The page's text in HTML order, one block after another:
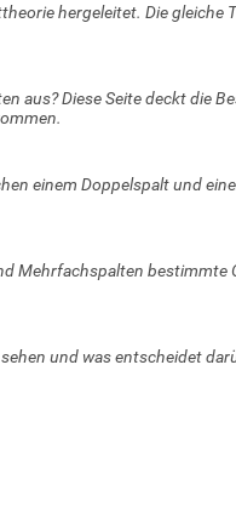
hergeleitet. Die gleiche
aus? Diese Seite deckt die
einem Doppelspalt und
Mehrfachspalten bestimmte
und was entscheidet